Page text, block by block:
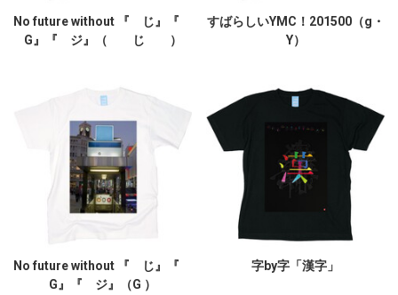
No future without 『 じ』『
G』『 ジ』（ じ ）
すばらしいYMC！201500（g・
Y）
No future without 『 じ』『
G』『 ジ』（G ）
字by字「漢字」